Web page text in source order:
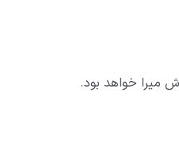
میرا خواهد بود.